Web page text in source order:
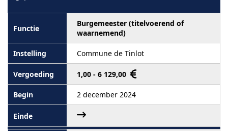
Burgemeester (titelvoerend of
waarnemend)
Commune de Tinlot
1,00 - 6 129,00
2 december 2024